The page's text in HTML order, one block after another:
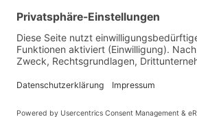
Gemeinde Vaduz auf Social Media